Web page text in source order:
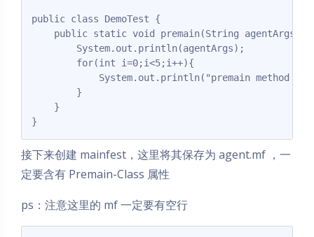
public class DemoTest {
public static void premain(String agentArgs,
        System.out.println(agentArgs);
        for(int i=0;i<5;i++){
System.out.println("premain method is
        }
    }
}
接下来创建 mainfest，这里将其保存为 agent.mf ，一
定要含有 Premain-Class 属性
ps：注意这里的 mf 一定要有空行